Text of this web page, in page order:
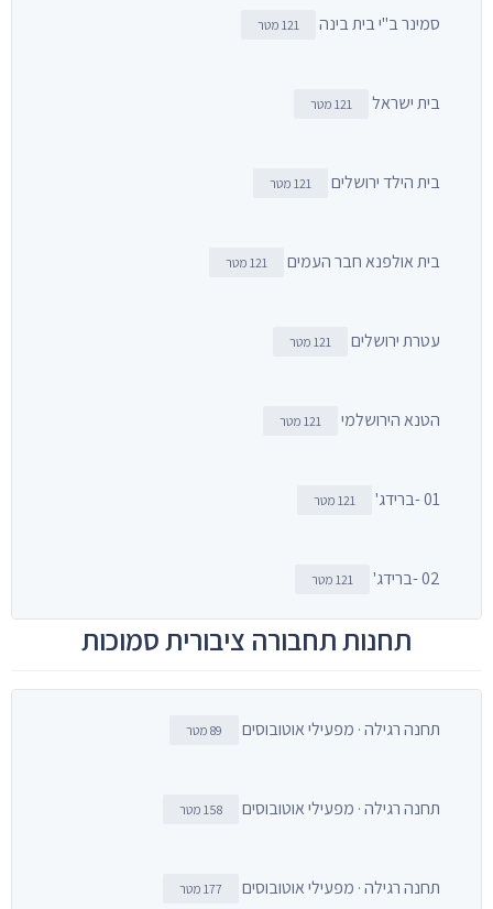
סמינר ב"י בית בינה 121 מטר
בית ישראל 121 מטר
בית הילד ירושלים 121 מטר
בית אולפנא חבר העמים 121 מטר
עטרת ירושלים 121 מטר
הטנא הירושלמי 121 מטר
01 -ברידג' 121 מטר
02 -ברידג' 121 מטר
תחנות תחבורה ציבורית סמוכות
תחנה רגילה · מפעילי אוטובוסים 89 מטר
תחנה רגילה · מפעילי אוטובוסים 158 מטר
תחנה רגילה · מפעילי אוטובוסים 177 מטר